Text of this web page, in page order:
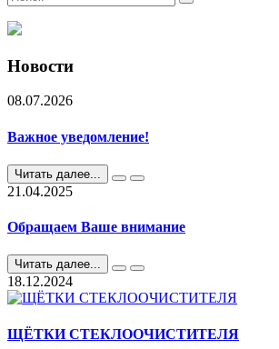
Новости
08.07.2026
Важное уведомление!
Читать далее...
21.04.2025
Обращаем Ваше внимание
Читать далее...
18.12.2024
ЩЁТКИ СТЕКЛООЧИСТИТЕЛЯ